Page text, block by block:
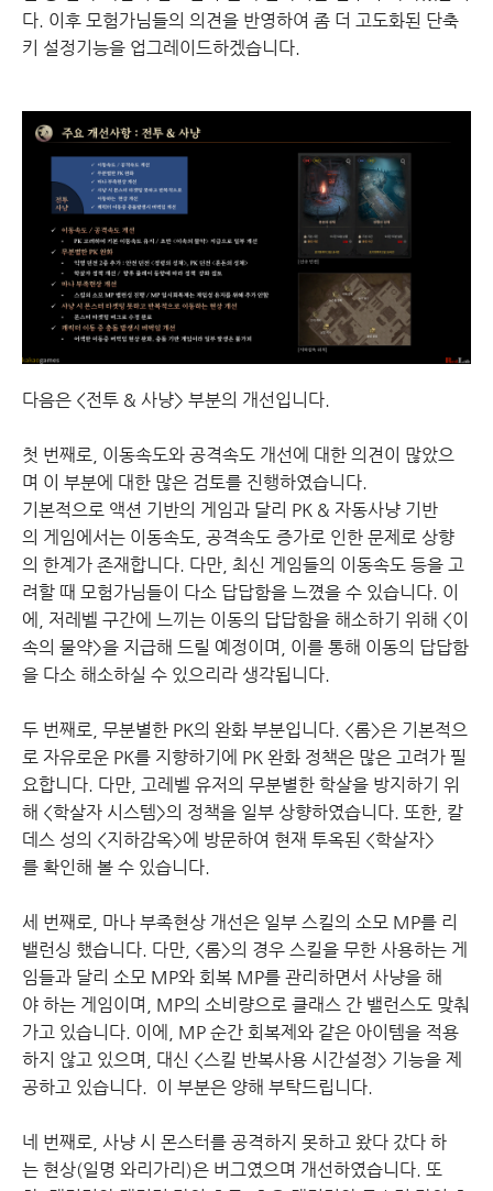
다. 이후 모험가님들의 의견을 반영하여 좀 더 고도화된 단축
키 설정기능을 업그레이드하겠습니다.
다음은 <전투 & 사냥> 부분의 개선입니다.
첫 번째로, 이동속도와 공격속도 개선에 대한 의견이 많았으
며 이 부분에 대한 많은 검토를 진행하였습니다.
기본적으로 액션 기반의 게임과 달리 PK & 자동사냥 기반
의 게임에서는 이동속도, 공격속도 증가로 인한 문제로 상향
의 한계가 존재합니다. 다만, 최신 게임들의 이동속도 등을 고
려할 때 모험가님들이 다소 답답함을 느꼈을 수 있습니다. 이
에, 저레벨 구간에 느끼는 이동의 답답함을 해소하기 위해 <이
속의 물약>을 지급해 드릴 예정이며, 이를 통해 이동의 답답함
을 다소 해소하실 수 있으리라 생각됩니다.
두 번째로, 무분별한 PK의 완화 부분입니다. <롬>은 기본적으
로 자유로운 PK를 지향하기에 PK 완화 정책은 많은 고려가 필
요합니다. 다만, 고레벨 유저의 무분별한 학살을 방지하기 위
해 <학살자 시스템>의 정책을 일부 상향하였습니다. 또한, 칼
데스 성의 <지하감옥>에 방문하여 현재 투옥된 <학살자>
를 확인해 볼 수 있습니다.
세 번째로, 마나 부족현상 개선은 일부 스킬의 소모 MP를 리
밸런싱 했습니다. 다만, <롬>의 경우 스킬을 무한 사용하는 게
임들과 달리 소모 MP와 회복 MP를 관리하면서 사냥을 해
야 하는 게임이며, MP의 소비량으로 클래스 간 밸런스도 맞춰
가고 있습니다. 이에, MP 순간 회복제와 같은 아이템을 적용
하지 않고 있으며, 대신 <스킬 반복사용 시간설정> 기능을 제
공하고 있습니다. 이 부분은 양해 부탁드립니다.
네 번째로, 사냥 시 몬스터를 공격하지 못하고 왔다 갔다 하
는 현상(일명 와리가리)은 버그였으며 개선하였습니다. 또